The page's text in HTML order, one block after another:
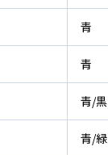
青
青
青/黒
青/緑